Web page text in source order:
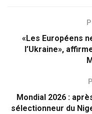
«Les Européens
l’Ukraine»,
Mondial 2026 :
sélectionneur du